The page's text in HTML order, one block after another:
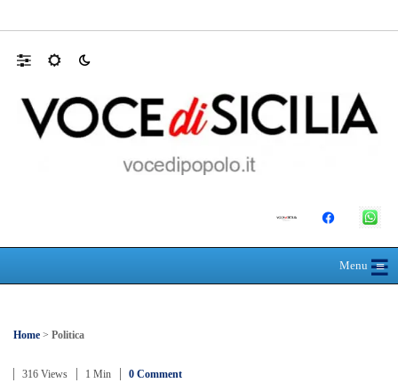
Menu≡
☰
Home > Politica
316 Views 1 Min 0 Comment